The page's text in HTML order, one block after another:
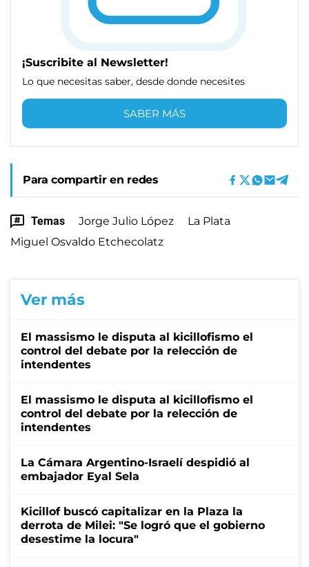
¡Suscribite al Newsletter!
Lo que necesitas saber, desde donde necesites
SABER MÁS
Para compartir en redes
Temas Jorge Julio López
La Plata
Miguel Osvaldo Etchecolatz
Ver más
El massismo le disputa al kicillofismo el
control del debate por la relección de
intendentes
El massismo le disputa al kicillofismo el
control del debate por la relección de
intendentes
La Cámara Argentino-Israelí despidió al
embajador Eyal Sela
Kicillof buscó capitalizar en la Plaza la
derrota de Milei: "Se logró que el gobierno
desestime la locura"